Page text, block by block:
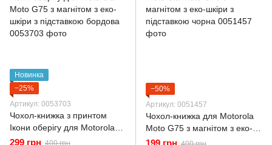
Новинка
−25%
Артикул: 0053703
Чохол-книжка з принтом
Ікони оберігу для Motorola
Moto G75 з магнітом з еко-
299 грн 400 грн
−50%
Артикул: 0051457
Чохол-книжка для Motorola
Moto G75 з магнітом з еко-
шкіри з підставкою чорна
199 грн